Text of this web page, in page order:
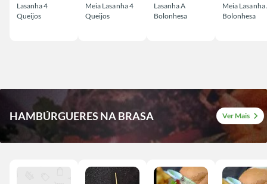
Lasanha 4
Queijos
Meia Lasanha 4
Queijos
Lasanha A
Bolonhesa
Meia Lasanha
Bolonhesa
HAMBÚRGUERES NA BRASA Ver Mais chevron_right